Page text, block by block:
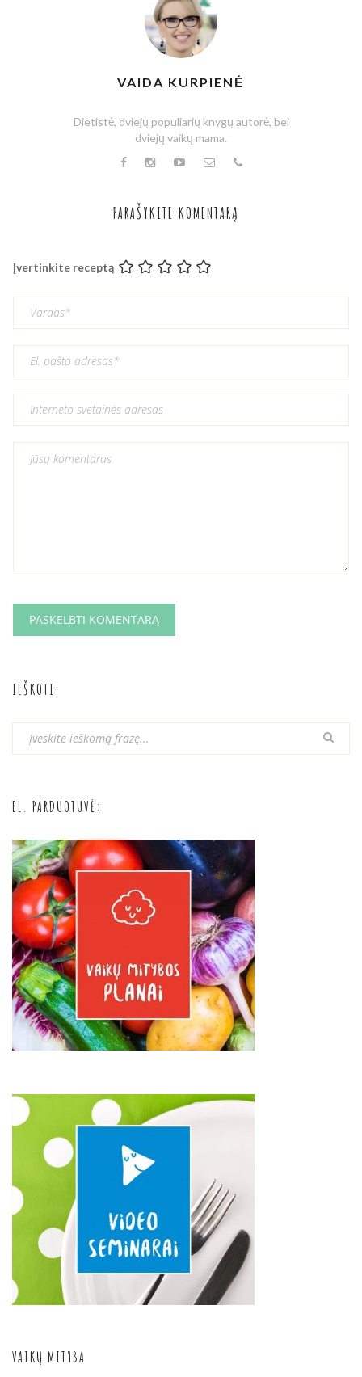
VAIDA KURPIENĖ
Dietistė, dviejų populiarių knygų autorė, bei
dviejų vaikų mama.
PARAŠYKITE KOMENTARĄ
Įvertinkite receptą
IEŠKOTI:
EL. PARDUOTUVĖ:
VAIKŲ MITYBA